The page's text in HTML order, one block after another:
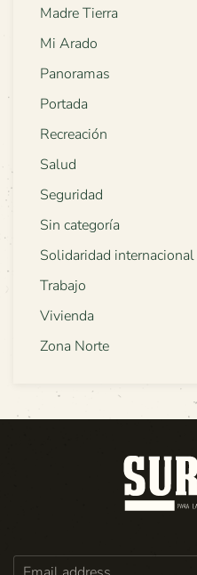
Madre Tierra
Mi Arado
Panoramas
Portada
Recreación
Salud
Seguridad
Sin categoría
Solidaridad internacional
Trabajo
Vivienda
Zona Norte